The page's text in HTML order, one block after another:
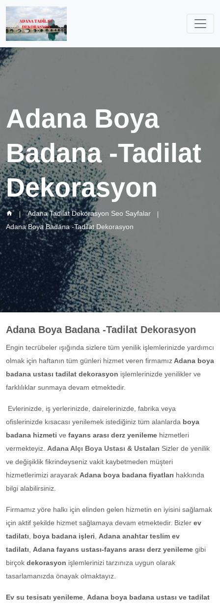
Adana Boya
Badana -Tadilat
Dekorasyon
Adana Tadilat Dekorasyon Seo Sayfalar
Adana Boya Badana -Tadilat Dekorasyon
Adana Boya Badana -Tadilat Dekorasyon
Engin tecrübeler ışığında sizlere tüm yenilik işlemlerinizde yardımcı
olmak için haftanın tüm günleri hizmet veren firmamız Adana boya
badana ustası tadilat dekorasyon işlemlerinizde yenilikler ve
farklılıklar sunmaya devam etmektedir.
Evlerinizde, iş yerlerinizde, dairelerinizde, fabrika veya
ofislerinizde kısacası yenilemek istediğiniz tüm alanlarda boya
badana hizmeti ve fayans arası derz yenileme hizmetleri
vermekteyiz. Adana Alçı Boya Ustası & Ustaları Sizler de yenilik
ve değişiklik fikrindeyseniz vakit kaybetmeden müşteri
hizmetlerimizi arayarak Adana boya badana fiyatları hakkında
bilgi alabilirsiniz.
Firmamız yöre halkı için elinden gelen hizmetin en iyisini sağlamak
için aktif şekilde hizmet sağlamaya devam etmektedir. Bizler ev
tadilatı
boya badana işleri
Adana anahtar teslim ev
tadilatı
Adana fayans ustası-fayans arası derz yenileme gibi
birçok dekorasyon işlemlerinizi tarzınıza uygun olarak
tasarlamanızda önayak olmaktayız.
Ev su tesisatı yenileme Adana boya badana ustası ve tadilat